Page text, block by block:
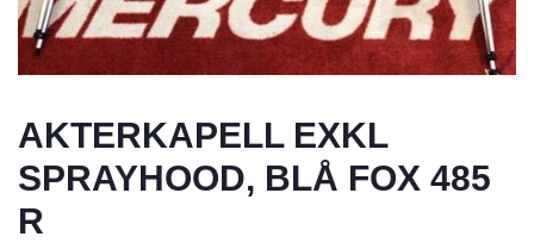
AKTERKAPELL EXKL
SPRAYHOOD, BLÅ FOX 485
R